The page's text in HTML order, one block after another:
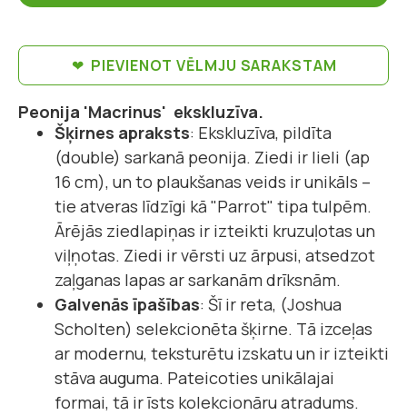
PIEVIENOT VĒLMJU SARAKSTAM
Peonija 'Macrinus' ekskluzīva.
Šķirnes apraksts: Ekskluzīva, pildīta
(double) sarkanā peonija. Ziedi ir lieli (ap
16 cm), un to plaukšanas veids ir unikāls –
tie atveras līdzīgi kā "Parrot" tipa tulpēm.
Ārējās ziedlapiņas ir izteikti kruzuļotas un
viļņotas. Ziedi ir vērsti uz ārpusi, atsedzot
zaļganas lapas ar sarkanām drīksnām.
Galvenās īpašības: Šī ir reta, (Joshua
Scholten) selekcionēta šķirne. Tā izceļas
ar modernu, teksturētu izskatu un ir izteikti
stāva auguma. Pateicoties unikālajai
formai, tā ir īsts kolekcionāru atradums.